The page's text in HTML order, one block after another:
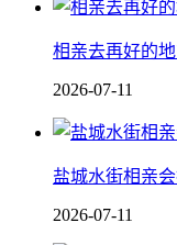
相亲去再好的
2026-07-11
盐城水街相亲
2026-07-11